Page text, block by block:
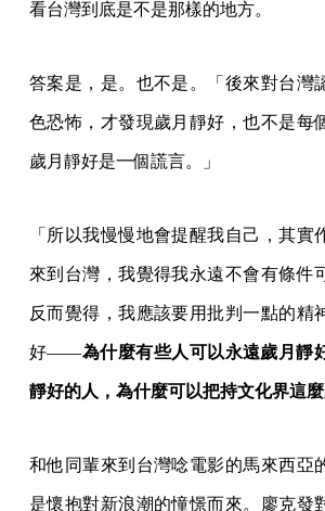
看台灣到底是不是那樣的地方。
答案是，是。也不是。「後來對台灣
色恐怖，才發現歲月靜好，也不是每
歲月靜好是一個謊言。」
「所以我慢慢地會提醒我自己，其實
來到台灣，我覺得我永遠不會有條件
反而覺得，我應該要用批判一點的精
好——為什麼有些人可以永遠歲月靜
靜好的人，為什麼可以把持文化界這麼
和他同輩來到台灣唸電影的馬來西亞
是懷抱對新浪潮的憧憬而來。廖克發